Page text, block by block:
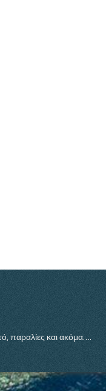
παραλίες και ακόμα….